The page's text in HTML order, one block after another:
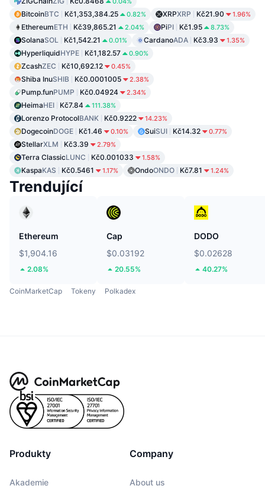
BitcoinBTC Kč1,353,384.25 0.82% XRPXRP Kč21.90 1.96%
EthereumETH Kč39,865.21 2.04% PiPI Kč1.95 8.73%
SolanaSOL Kč1,542.21 0.01% CardanoADA Kč3.93 1.35%
HyperliquidHYPE Kč1,182.57 0.90%
ZcashZEC Kč10,692.12 0.45%
Shiba InuSHIB Kč0.0001005 2.38%
Pump.funPUMP Kč0.04924 2.34%
HeimaHEI Kč7.84 111.38%
Lorenzo ProtocolBANK Kč0.9222 14.23%
DogecoinDOGE Kč1.46 0.10% SuiSUI Kč14.32 0.77%
StellarXLM Kč3.39 2.79%
Terra ClassicLUNC Kč0.001033 1.58%
KaspaKAS Kč0.5461 1.17% OndoONDO Kč7.81 1.24%
Trendující
Ethereum
$1,904.16
2.08%
Cap
$0.03192
20.55%
DODO
$0.02628
40.27%
CoinMarketCap Tokeny Polkadex
Produkty
Akademie
Company
About us